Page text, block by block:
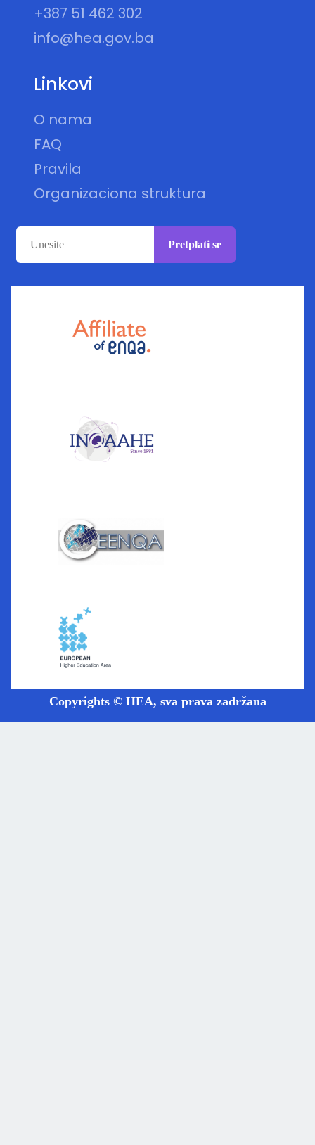
+387 51 462 302
info@hea.gov.ba
Linkovi
O nama
FAQ
Pravila
Organizaciona struktura
Pretplati se
Copyrights © HEA, sva prava zadržana